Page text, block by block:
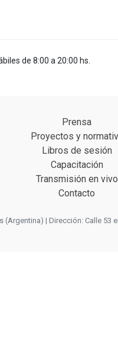
de 8:00 a 20:00 hs.
Prensa
Proyectos y
Libros de sesión
Capacitación
Transmisión en vivo
Contacto
| Dirección: Calle 53